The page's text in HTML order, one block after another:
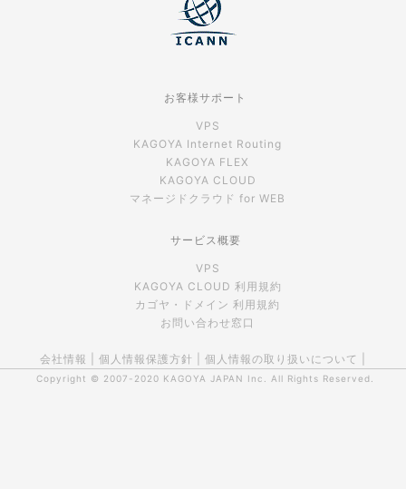
お客様サポート
VPS
KAGOYA Internet Routing
KAGOYA FLEX
KAGOYA CLOUD
マネージドクラウド for WEB
サービス概要
VPS
KAGOYA CLOUD 利用規約
カゴヤ・ドメイン 利用規約
お問い合わせ窓口
会社情報 個人情報保護方針 個人情報の取り扱いについて
Copyright © 2007-2020 KAGOYA JAPAN Inc. All Rights Reserved.